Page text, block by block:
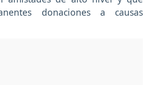
donaciones a causas